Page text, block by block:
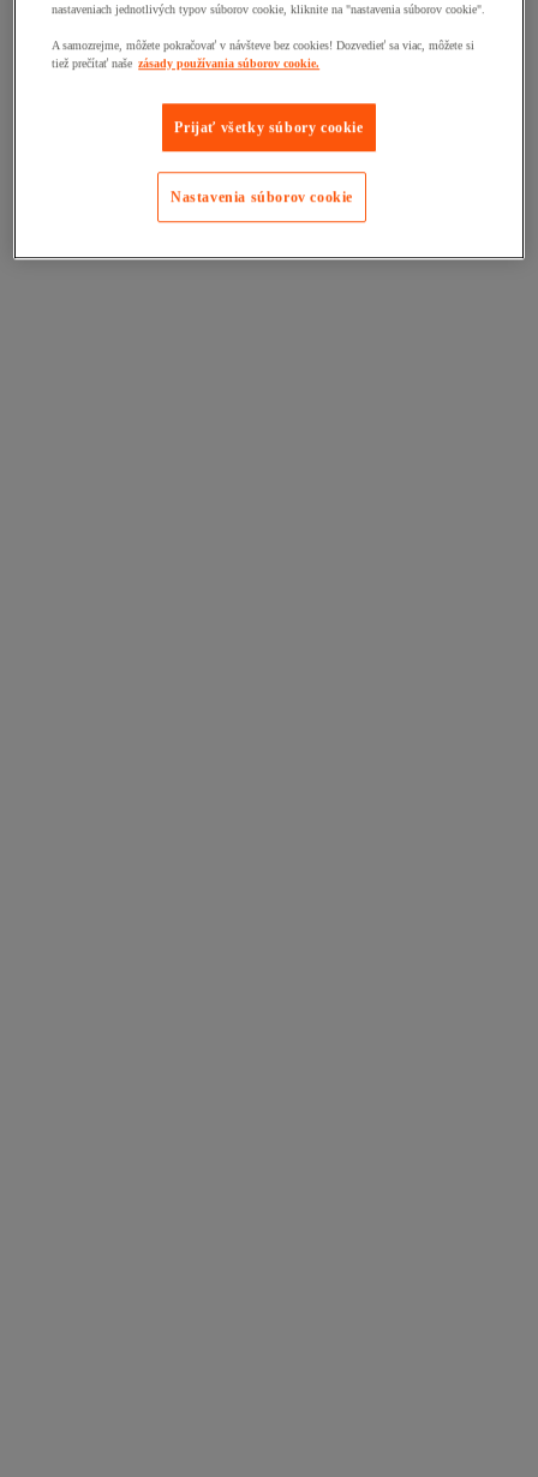
nastaveniach jednotlivých typov súborov cookie, kliknite na "nastavenia súborov cookie".
A samozrejme, môžete pokračovať v návšteve bez cookies! Dozvedieť sa viac, môžete si
tiež prečítať naše zásady používania súborov cookie.
Prijať všetky súbory cookie
Nastavenia súborov cookie